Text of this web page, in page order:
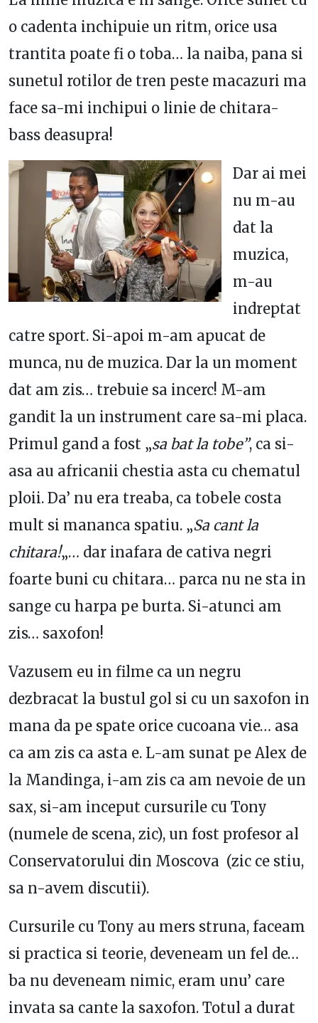
o cadenta inchipuie un ritm, orice usa
trantita poate fi o toba… la naiba, pana si
sunetul rotilor de tren peste macazuri ma
face sa-mi inchipui o linie de chitara-
bass deasupra!
Dar ai mei
nu m-au
dat la
muzica,
m-au
indreptat
catre sport. Si-apoi m-am apucat de
munca, nu de muzica. Dar la un moment
dat am zis… trebuie sa incerc! M-am
gandit la un instrument care sa-mi placa.
Primul gand a fost „sa bat la tobe”, ca si-
asa au africanii chestia asta cu chematul
ploii. Da’ nu era treaba, ca tobele costa
mult si mananca spatiu. „Sa cant la
chitara!„… dar inafara de cativa negri
foarte buni cu chitara… parca nu ne sta in
sange cu harpa pe burta. Si-atunci am
zis… saxofon!
Vazusem eu in filme ca un negru
dezbracat la bustul gol si cu un saxofon in
mana da pe spate orice cucoana vie… asa
ca am zis ca asta e. L-am sunat pe Alex de
la Mandinga, i-am zis ca am nevoie de un
sax, si-am inceput cursurile cu Tony
(numele de scena, zic), un fost profesor al
Conservatorului din Moscova (zic ce stiu,
sa n-avem discutii).
Cursurile cu Tony au mers struna, faceam
si practica si teorie, deveneam un fel de…
ba nu deveneam nimic, eram unu’ care
invata sa cante la saxofon. Totul a durat